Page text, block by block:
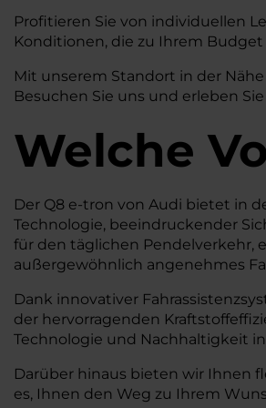
Profitieren Sie von individuellen
Konditionen, die zu Ihrem Budget
Mit unserem Standort in der
Besuchen Sie uns und erleben
Welche
Der Q8 e-tron von Audi bietet in
Technologie, beeindruckender
für den täglichen Pendelverkehr,
außergewöhnlich angenehmes
Dank innovativer
der hervorragenden
Technologie und Nachhaltigkeit
Darüber hinaus bieten wir Ihnen
es, Ihnen den Weg zu Ihrem